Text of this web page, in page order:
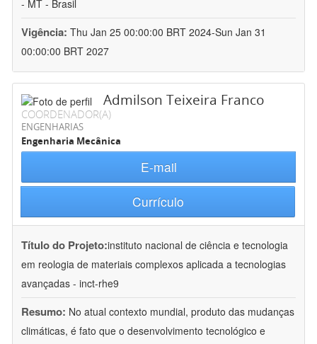
- MT - Brasil
Vigência: Thu Jan 25 00:00:00 BRT 2024-Sun Jan 31
00:00:00 BRT 2027
Admilson Teixeira Franco
COORDENADOR(A)
ENGENHARIAS
Engenharia Mecânica
E-mail
Currículo
Título do Projeto:instituto nacional de ciência e tecnologia
em reologia de materiais complexos aplicada a tecnologias
avançadas - inct-rhe9
Resumo: No atual contexto mundial, produto das mudanças
climáticas, é fato que o desenvolvimento tecnológico e